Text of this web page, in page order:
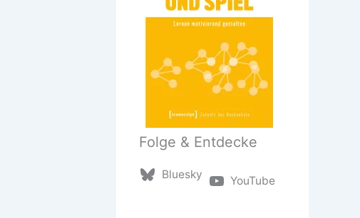
Folge & Entdecke
Bluesky YouTube